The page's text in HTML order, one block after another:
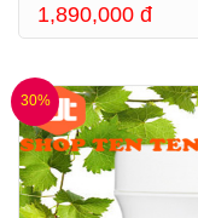
1,890,000 đ
30%